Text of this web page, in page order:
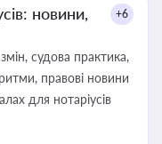
новини,
+6
судова практика,
правові новини
для нотаріусів